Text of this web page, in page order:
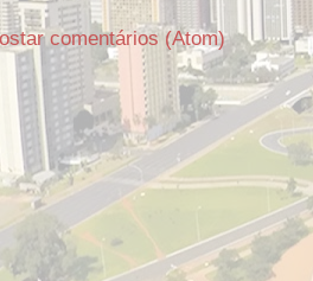
comentários (Atom)